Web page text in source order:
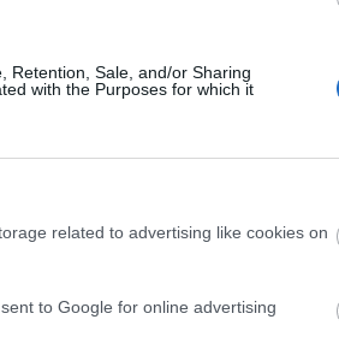
Retention, Sale, and/or Sharing
with the Purposes for which it
related to advertising like cookies on
to Google for online advertising
filmek és a filmelőzetesek
dönt. Általános szabályok
ige, ahhoz már 13 év
hogy káromkodásként,
a bizottság. Ha
PG-13 kategóriáról
felsőtestet még
de inkább R besorolást
is történt). Az egyenlő
akár nőkről, akár